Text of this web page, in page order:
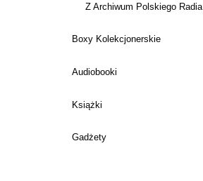
Z Archiwum Polskiego Radia
Boxy Kolekcjonerskie
Audiobooki
Książki
Gadżety